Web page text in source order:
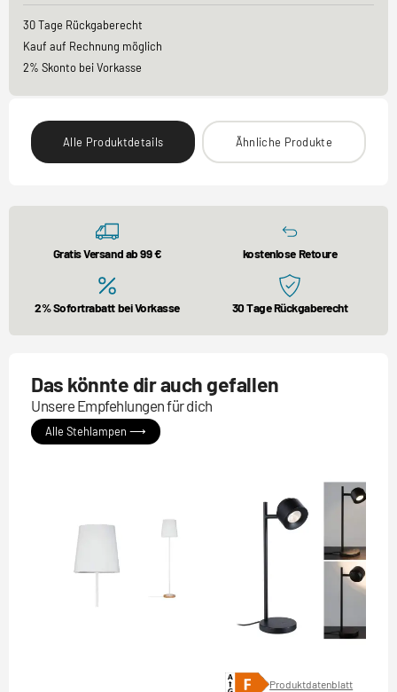
30 Tage Rückgaberecht
Kauf auf Rechnung möglich
2% Skonto bei Vorkasse
Alle Produktdetails Ähnliche Produkte
Gratis Versand ab 99 € kostenlose Retoure
2% Sofortrabatt bei Vorkasse 30 Tage Rückgaberecht
Das könnte dir auch gefallen
Unsere Empfehlungen für dich
Alle Stehlampen ⟶
Produktdatenblatt